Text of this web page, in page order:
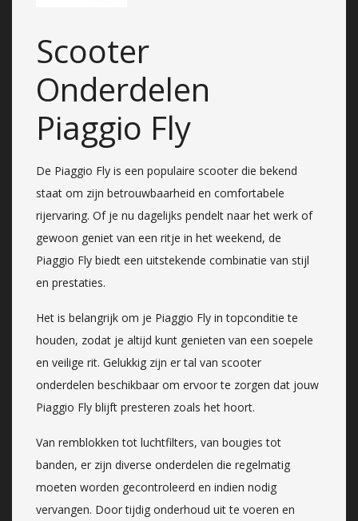
Scooter
Onderdelen
Piaggio Fly
De Piaggio Fly is een populaire scooter die bekend
staat om zijn betrouwbaarheid en comfortabele
rijervaring. Of je nu dagelijks pendelt naar het werk of
gewoon geniet van een ritje in het weekend, de
Piaggio Fly biedt een uitstekende combinatie van stijl
en prestaties.
Het is belangrijk om je Piaggio Fly in topconditie te
houden, zodat je altijd kunt genieten van een soepele
en veilige rit. Gelukkig zijn er tal van scooter
onderdelen beschikbaar om ervoor te zorgen dat jouw
Piaggio Fly blijft presteren zoals het hoort.
Van remblokken tot luchtfilters, van bougies tot
banden, er zijn diverse onderdelen die regelmatig
moeten worden gecontroleerd en indien nodig
vervangen. Door tijdig onderhoud uit te voeren en